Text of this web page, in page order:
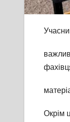
Окрім